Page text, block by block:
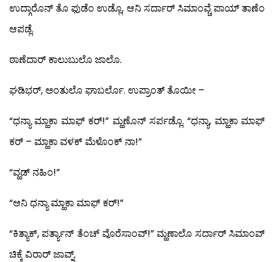
ಉದ್ಗಾರೊನ್ ತೊ ಫುಡೆಂ ಉಡ್ಲೊ, ಆನಿ ಸರ್ದಾರ್ ಸಿಮಾಂವ್ಚೆ ಪಾಯ್ ತಾಣೆಂ
ಆಪಡ್ಲೆ.
ಠಾಣೆದಾರ್ ಕಾಲುಬುಲೊ ಜಾಲೊ.
ಘಡಿಭರ್, ಅಂತುಲೊ ಘಾಬರ್ಲೊ. ಉಪ್ರಾಂತ್ ತೊಯೀ –
“ಧನ್ಯಾ ಮ್ಹಾಕಾ ಮಾಫ್ ಕರ್!” ಮ್ಹಣೊನ್ ಸರ್ಪಡ್ಲೊ. “ಧನ್ಯಾ, ಮ್ಹಾಕಾ ಮಾಫ್
ಕರ್ – ಮ್ಹಾಕಾ ವಳಕ್ ಮೆಳೊಂಕ್ ನಾ!”
“ವ್ಹಡ್ ನಹಿಂ!”
“ಆನಿ ಧನ್ಯಾ ಮ್ಹಾಕಾ ಮಾಫ್ ಕರ್!”
“ಕಿತ್ಯಾಕ್, ಪರ್ತ್ಯಾನ್ ತೆಂಚ್ ವೊರೆಸಾಂವ್!” ಮ್ಹಣಾಲೊ ಸರ್ದಾರ್ ಸಿಮಾಂವ್
ಚಿಕ್ಕೆ ವಿರಾರ್ ಜಾವ್ನ್.